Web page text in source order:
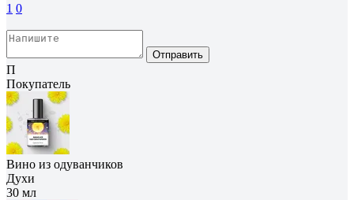
1 0
Отправить
П
Покупатель
Вино из одуванчиков
Духи
30 мл